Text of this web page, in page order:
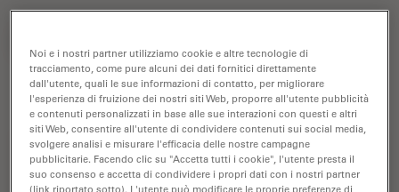
Chirurgia della cornea
Noi e i nostri partner utilizziamo cookie e altre tecnologie di
tracciamento, come pure alcuni dei dati fornitici direttamente
dall'utente, quali le sue informazioni di contatto, per migliorare
l'esperienza di fruizione dei nostri siti Web, proporre all'utente pubblicità
e contenuti personalizzati in base alle sue interazioni con questi e altri
siti Web, consentire all'utente di condividere contenuti sui social media,
svolgere analisi e misurare l'efficacia delle nostre campagne
pubblicitarie. Facendo clic su "Accetta tutti i cookie", l'utente presta il
suo consenso e accetta di condividere i propri dati con i nostri partner
(link riportato sotto). L'utente può modificare le proprie preferenze di